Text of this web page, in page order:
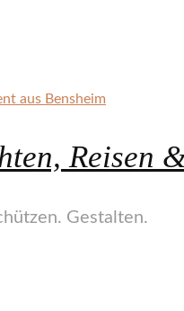
Reisen
Gestalten.